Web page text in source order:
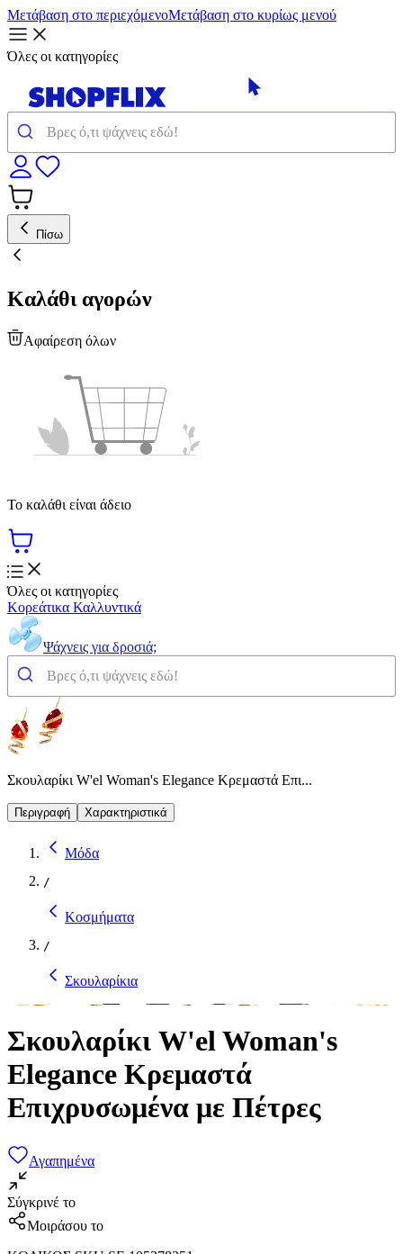
Μετάβαση στο περιεχόμενοΜετάβαση στο κυρίως μενού
Όλες οι κατηγορίες
Πίσω
Καλάθι αγορών
Αφαίρεση όλων
Το καλάθι είναι άδειο
Όλες οι κατηγορίες
Κορεάτικα Καλλυντικά
Ψάχνεις για δροσιά;
Σκουλαρίκι W'el Woman's Elegance Κρεμαστά Επι...
Περιγραφή Χαρακτηριστικά
Μόδα
/
Κοσμήματα
/
Σκουλαρίκια
Σκουλαρίκι W'el Woman's
Elegance Κρεμαστά
Επιχρυσωμένα με Πέτρες
Αγαπημένα
Σύγκρινέ το
Μοιράσου το